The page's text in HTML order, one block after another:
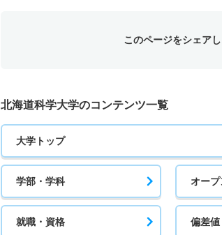
このページをシェアし
北海道科学大学のコンテンツ一覧
大学トップ
学部・学科 オープ
就職・資格 偏差値